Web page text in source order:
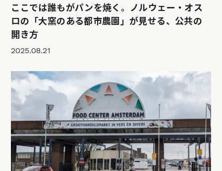
ここでは誰もがパンを焼く。ノルウェー・オス
ロの「大窯のある都市農園」が見せる、公共の
開き方
2025.08.21